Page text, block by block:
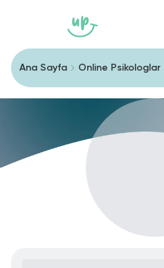
Ana Sayfa Online Psikologlar